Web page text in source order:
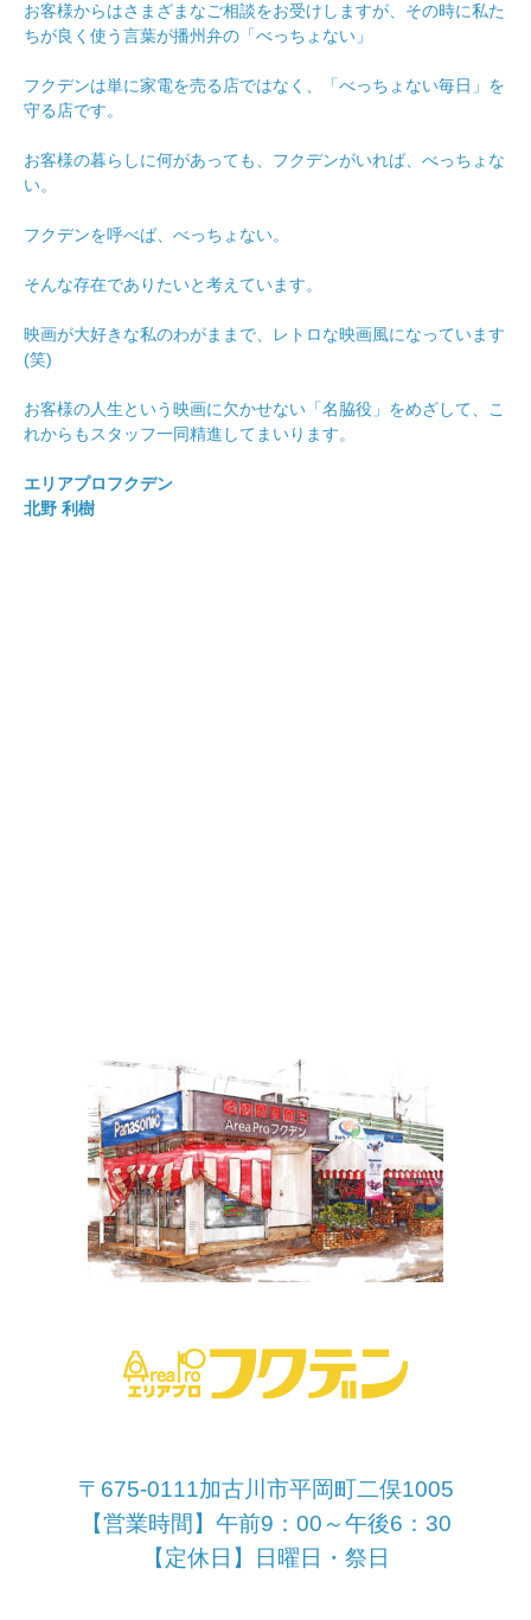
お客様からはさまざまなご相談をお受けしますが、その時に私た
ちが良く使う言葉が播州弁の「べっちょない」
フクデンは単に家電を売る店ではなく、「べっちょない毎日」を
守る店です。
お客様の暮らしに何があっても、フクデンがいれば、べっちょな
い。
フクデンを呼べば、べっちょない。
そんな存在でありたいと考えています。
映画が大好きな私のわがままで、レトロな映画風になっています
(笑)
お客様の人生という映画に欠かせない「名脇役」をめざして、こ
れからもスタッフ一同精進してまいります。
エリアプロフクデン
北野 利樹
〒675-0111加古川市平岡町二俣1005
【営業時間】午前9：00～午後6：30
【定休日】日曜日・祭日